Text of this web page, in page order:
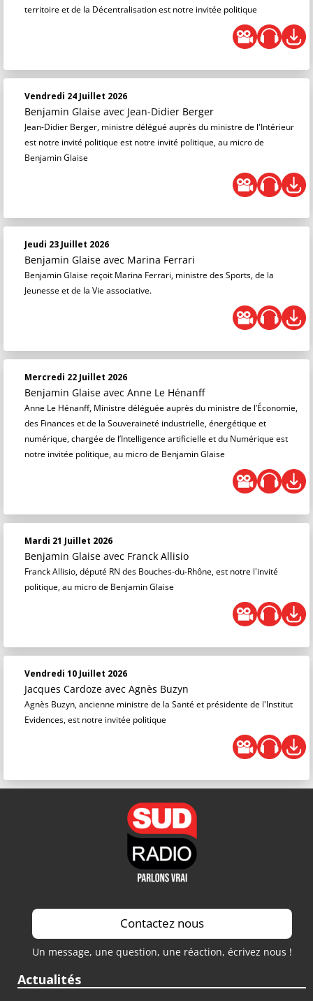
territoire et de la Décentralisation est notre invitée politique
Vendredi 24 Juillet 2026
Benjamin Glaise avec Jean-Didier Berger
Jean-Didier Berger, ministre délégué auprès du ministre de l'Intérieur
est notre invité politique est notre invité politique, au micro de
Benjamin Glaise
Jeudi 23 Juillet 2026
Benjamin Glaise avec Marina Ferrari
Benjamin Glaise reçoit Marina Ferrari, ministre des Sports, de la
Jeunesse et de la Vie associative.
Mercredi 22 Juillet 2026
Benjamin Glaise avec Anne Le Hénanff
Anne Le Hénanff, Ministre déléguée auprès du ministre de l’Économie,
des Finances et de la Souveraineté industrielle, énergétique et
numérique, chargée de l’Intelligence artificielle et du Numérique est
notre invitée politique, au micro de Benjamin Glaise
Mardi 21 Juillet 2026
Benjamin Glaise avec Franck Allisio
Franck Allisio, député RN des Bouches-du-Rhône, est notre l'invité
politique, au micro de Benjamin Glaise
Vendredi 10 Juillet 2026
Jacques Cardoze avec Agnès Buzyn
Agnès Buzyn, ancienne ministre de la Santé et présidente de l'Institut
Evidences, est notre invitée politique
Contactez nous
Un message, une question, une réaction, écrivez nous !
Actualités